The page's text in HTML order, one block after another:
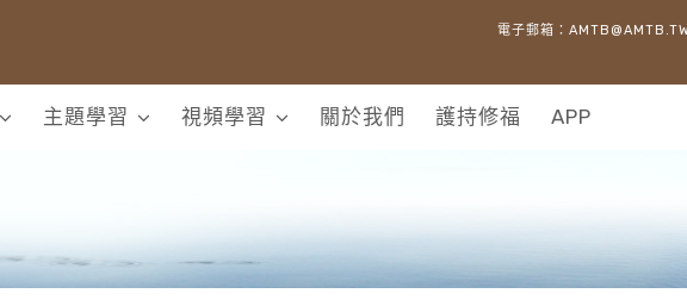
電子郵箱：
主題學習 視頻學習 關於我們 護持修福 APP